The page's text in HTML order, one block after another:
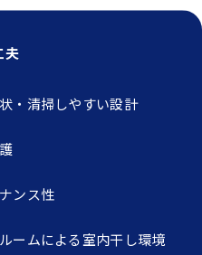
夫
・清掃しやすい設計
ンス性
ームによる室内干し環境